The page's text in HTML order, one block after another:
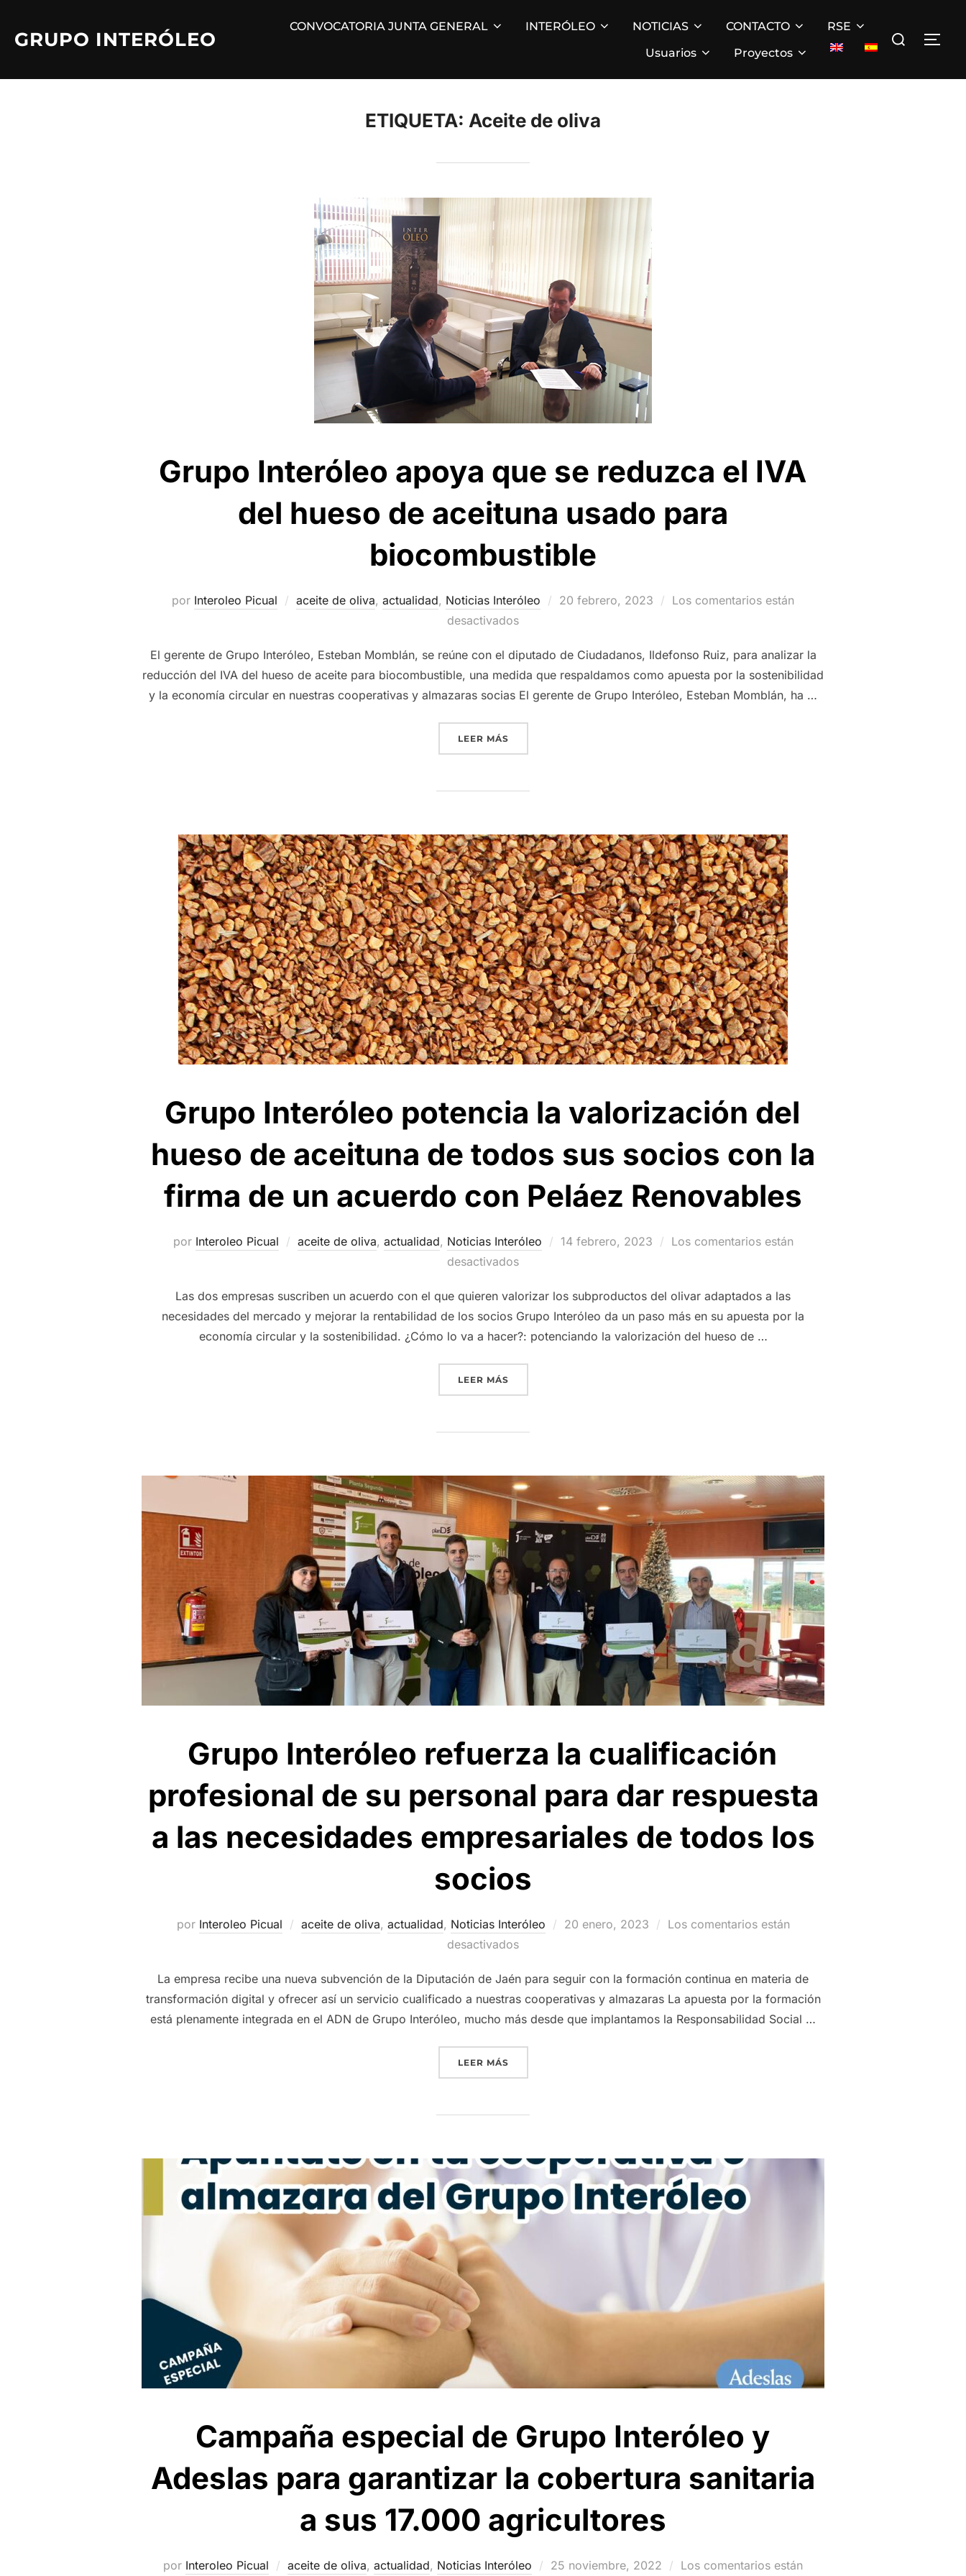
contenido
GRUPO INTERÓLEO
CONVOCATORIA JUNTA GENERAL INTERÓLEO NOTICIAS CONTACTO
RSE
Usuarios
Proyectos
Buscar:
ETIQUETA: Aceite de oliva
Grupo Interóleo apoya que se reduzca el IVA
del hueso de aceituna usado para
biocombustible
por Interoleo Picual aceite de oliva, actualidad, Noticias Interóleo
Publicado
20 febrero, 2023
Los comentarios están
desactivados
El gerente de Grupo Interóleo, Esteban Momblán, se reúne con el diputado de Ciudadanos, Ildefonso Ruiz, para analizar la
reducción del IVA del hueso de aceite para biocombustible, una medida que respaldamos como apuesta por la sostenibilidad
y la economía circular en nuestras cooperativas y almazaras socias El gerente de Grupo Interóleo, Esteban Momblán, ha …
LEER MÁS«GRUPO INTERÓLEO APOYA QUE SE REDUZCA EL IVA DEL HUESO DE ACEITUNA USADO
Grupo Interóleo potencia la valorización del
hueso de aceituna de todos sus socios con la
firma de un acuerdo con Peláez Renovables
por Interoleo Picual aceite de oliva, actualidad, Noticias Interóleo
Publicado
14 febrero, 2023
Los comentarios están
desactivados
Las dos empresas suscriben un acuerdo con el que quieren valorizar los subproductos del olivar adaptados a las
necesidades del mercado y mejorar la rentabilidad de los socios Grupo Interóleo da un paso más en su apuesta por la
economía circular y la sostenibilidad. ¿Cómo lo va a hacer?: potenciando la valorización del hueso de …
LEER MÁS«GRUPO INTERÓLEO POTENCIA LA VALORIZACIÓN DEL HUESO DE ACEITUNA DE
Grupo Interóleo refuerza la cualificación
profesional de su personal para dar respuesta
a las necesidades empresariales de todos los
socios
por Interoleo Picual aceite de oliva, actualidad, Noticias Interóleo
Publicado
20 enero, 2023
Los comentarios están
desactivados
La empresa recibe una nueva subvención de la Diputación de Jaén para seguir con la formación continua en materia de
transformación digital y ofrecer así un servicio cualificado a nuestras cooperativas y almazaras La apuesta por la formación
está plenamente integrada en el ADN de Grupo Interóleo, mucho más desde que implantamos la Responsabilidad Social …
LEER MÁS«GRUPO INTERÓLEO REFUERZA LA CUALIFICACIÓN PROFESIONAL DE SU PERSONAL
Campaña especial de Grupo Interóleo y
Adeslas para garantizar la cobertura sanitaria
a sus 17.000 agricultores
por Interoleo Picual aceite de oliva, actualidad, Noticias Interóleo Publicado
25 noviembre, 2022 Los comentarios están